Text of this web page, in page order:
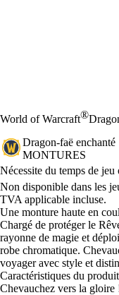
World of Warcraft®
Dragon-faë enchanté
MONTURES
Prix
Available actions
Nécessite du temps de
Non disponible dans les
TVA applicable incluse.
Une monture haute en
Chargé de protéger le
rayonne de magie et
robe chromatique.
voyager avec style et
Caractéristiques du produit
Chevauchez vers la gloire